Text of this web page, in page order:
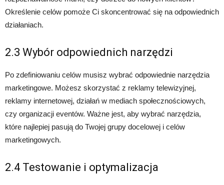
Określenie celów pomoże Ci skoncentrować się na odpowiednich
działaniach.
2.3 Wybór odpowiednich narzędzi
Po zdefiniowaniu celów musisz wybrać odpowiednie narzędzia
marketingowe. Możesz skorzystać z reklamy telewizyjnej,
reklamy internetowej, działań w mediach społecznościowych,
czy organizacji eventów. Ważne jest, aby wybrać narzędzia,
które najlepiej pasują do Twojej grupy docelowej i celów
marketingowych.
2.4 Testowanie i optymalizacja